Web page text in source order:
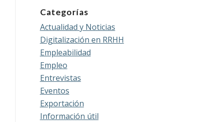
Categorías
Actualidad y Noticias
Digitalización en RRHH
Empleabilidad
Empleo
Entrevistas
Eventos
Exportación
Información útil